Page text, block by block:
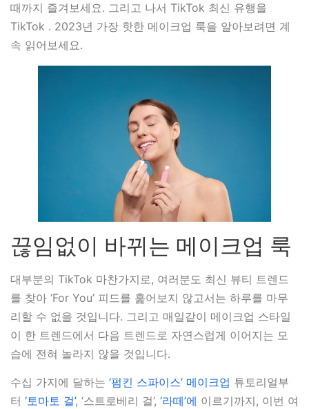
때까지 즐겨보세요. 그리고 나서 TikTok 최신 유행을
TikTok . 2023년 가장 핫한 메이크업 룩을 알아보려면 계
속 읽어보세요.
끊임없이 바뀌는 메이크업 룩
대부분의 TikTok 마찬가지로, 여러분도 최신 뷰티 트렌드
를 찾아 ‘For You’ 피드를 훑어보지 않고서는 하루를 마무
리할 수 없을 것입니다. 그리고 매일같이 메이크업 스타일
이 한 트렌드에서 다음 트렌드로 자연스럽게 이어지는 모
습에 전혀 놀라지 않을 것입니다.
수십 가지에 달하는 ‘펌킨 스파이스’ 메이크업 튜토리얼부
터 ‘토마토 걸’, ‘스트로베리 걸’, ‘라떼’에 이르기까지, 이번 여